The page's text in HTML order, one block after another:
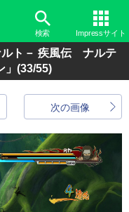
検索 Impressサイト
ルト－ 疾風伝 ナルテ
(33/55)
次の画像